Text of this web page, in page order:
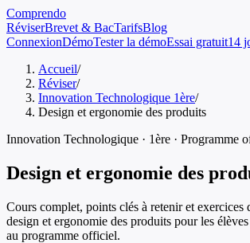
Comprendo
RéviserBrevet & BacTarifsBlog
ConnexionDémoTester la démoEssai gratuit14
Accueil/
Réviser/
Innovation Technologique 1ère/
Design et ergonomie des produits
Innovation Technologique · 1ère · Programme
Design et ergonomie des
Cours complet, points clés à retenir et exercices
design et ergonomie des produits pour les
au programme officiel.